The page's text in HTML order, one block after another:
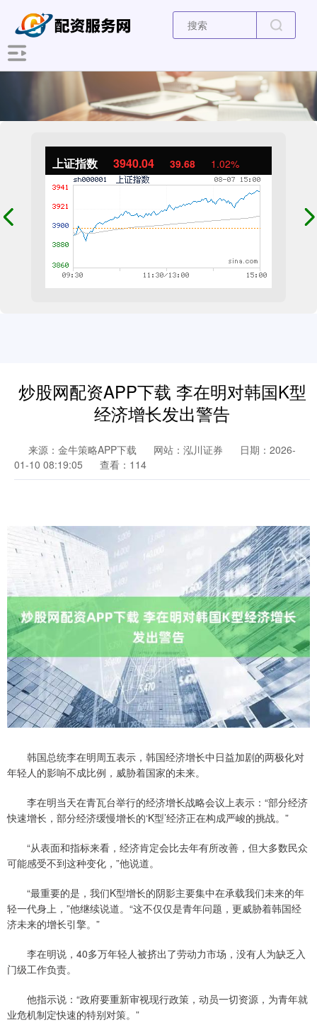
上证指数 3940.04 39.68 1.02%
炒股网配资APP下载 李在明对韩国K型
经济增长发出警告
来源：金牛策略APP下载 网站：泓川证券
日期：2026-
01-10 08:19:05
查看：114
韩国总统李在明周五表示，韩国经济增长中日益加剧的两极化对
年轻人的影响不成比例，威胁着国家的未来。
李在明当天在青瓦台举行的经济增长战略会议上表示：“部分经济
快速增长，部分经济缓慢增长的‘K型’经济正在构成严峻的挑战。”
“从表面和指标来看，经济肯定会比去年有所改善，但大多数民众
可能感受不到这种变化，”他说道。
“最重要的是，我们K型增长的阴影主要集中在承载我们未来的年
轻一代身上，”他继续说道。“这不仅仅是青年问题，更威胁着韩国经
济未来的增长引擎。”
李在明说，40多万年轻人被挤出了劳动力市场，没有人为缺乏入
门级工作负责。
他指示说：“政府要重新审视现行政策，动员一切资源，为青年就
业危机制定快速的特别对策。”